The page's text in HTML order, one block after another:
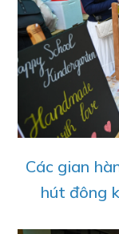
Các gian
hút đông